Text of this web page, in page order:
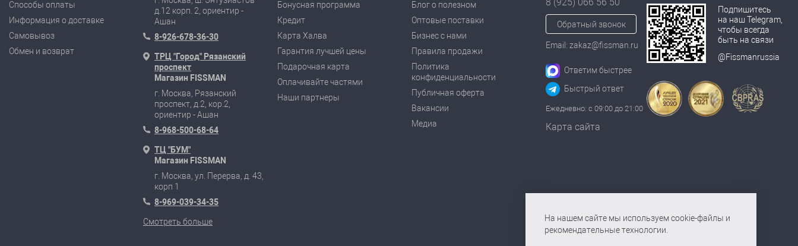
Способы оплаты
Информация о доставке
Самовывоз
Обмен и возврат
д.12 корп. 2, ориентир -
Ашан
8-926-678-36-30
ТРЦ "Город" Рязанский
проспект
Магазин FISSMAN
г. Москва, Рязанский
проспект, д.2, кор.2,
ориентир - Ашан
8-968-500-68-64
ТЦ "БУМ"
Магазин FISSMAN
г. Москва, ул. Перерва, д. 43,
корп 1
8-969-039-34-35
Смотреть больше
Бонусная программа
Кредит
Карта Халва
Гарантия лучшей цены
Подарочная карта
Оплачивайте частями
Наши партнеры
Блог о полезном
Оптовые поставки
Бизнес с нами
Правила продажи
Политика
конфиденциальности
Публичная оферта
Вакансии
Медиа
Обратный звонок
Email: zakaz@fissman.ru
Ответим быстрее
Быстрый ответ
Ежедневно: с 09:00 до 21:00
Карта сайта
Подпишитесь
на наш Telegram,
чтобы всегда
быть на связи
@Fissmanrussia
На нашем сайте мы используем cookie-файлы и
рекомендательные технологии.